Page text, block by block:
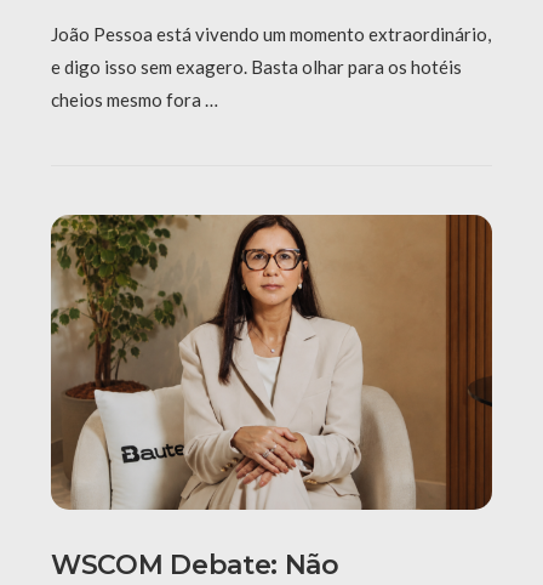
João Pessoa está vivendo um momento extraordinário,
e digo isso sem exagero. Basta olhar para os hotéis
cheios mesmo fora …
WSCOM Debate: Não